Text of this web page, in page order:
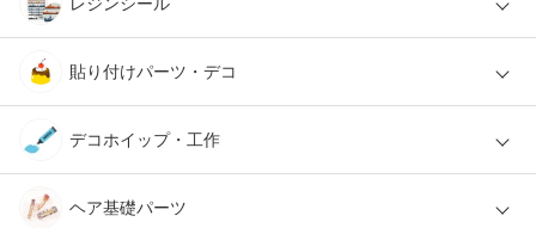
貼り付けパーツ・デコ
デコホイップ・工作
ヘア基礎パーツ